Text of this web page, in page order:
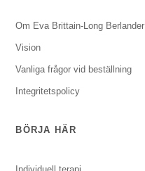
Om Eva Brittain-Long Berlander
Vision
Vanliga frågor vid beställning
Integritetspolicy
BÖRJA HÄR